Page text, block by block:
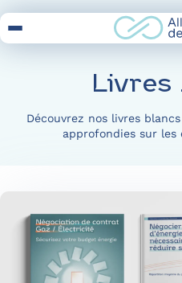
to
Content
Livres
Découvrez nos livres
approfondies sur les